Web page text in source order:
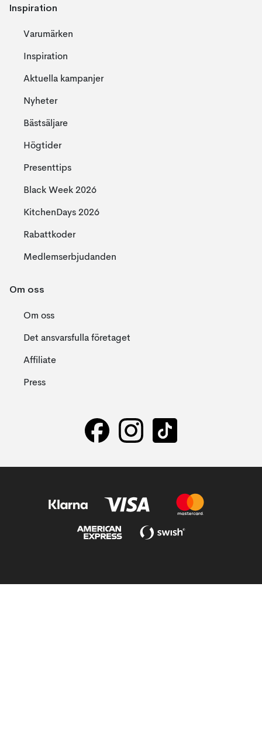
Inspiration
Varumärken
Inspiration
Aktuella kampanjer
Nyheter
Bästsäljare
Högtider
Presenttips
Black Week 2026
KitchenDays 2026
Rabattkoder
Medlemserbjudanden
Om oss
Om oss
Det ansvarsfulla företaget
Affiliate
Press